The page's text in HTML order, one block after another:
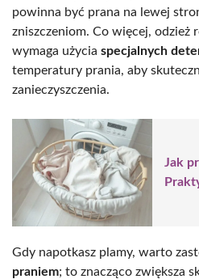
powinna być prana na lewej
zniszczeniom. Co więcej, odzież
wymaga użycia specjalnych
temperatury prania, aby
zanieczyszczenia.
Jak
Gdy napotkasz plamy, warto
praniem; to znacząco zwiększa